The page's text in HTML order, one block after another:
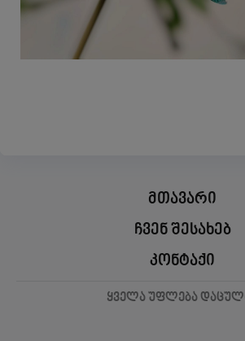
მთავარი
ჩვენ შესახებ
კონტაქი
ყველა უფლება